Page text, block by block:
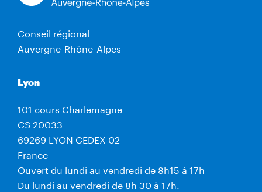
Conseil régional
Auvergne-Rhône-Alpes
Lyon
101 cours Charlemagne
CS 20033
69269 LYON CEDEX 02
France
Ouvert du lundi au vendredi de 8h15 à 17h
Du lundi au vendredi de 8h 30 à 17h.